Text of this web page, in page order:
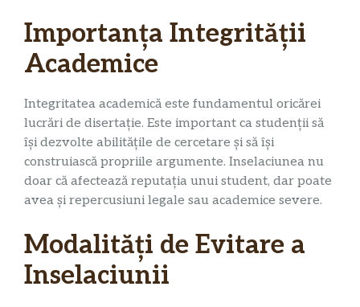
Importanța Integrității
Academice
Integritatea academică este fundamentul oricărei
lucrări de disertație. Este important ca studenții să
își dezvolte abilitățile de cercetare și să își
construiască propriile argumente. Inselaciunea nu
doar că afectează reputația unui student, dar poate
avea și repercusiuni legale sau academice severe.
Modalități de Evitare a
Inselaciunii